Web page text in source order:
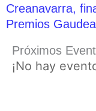
Creanavarra,
Premios
Próximos
¡No hay